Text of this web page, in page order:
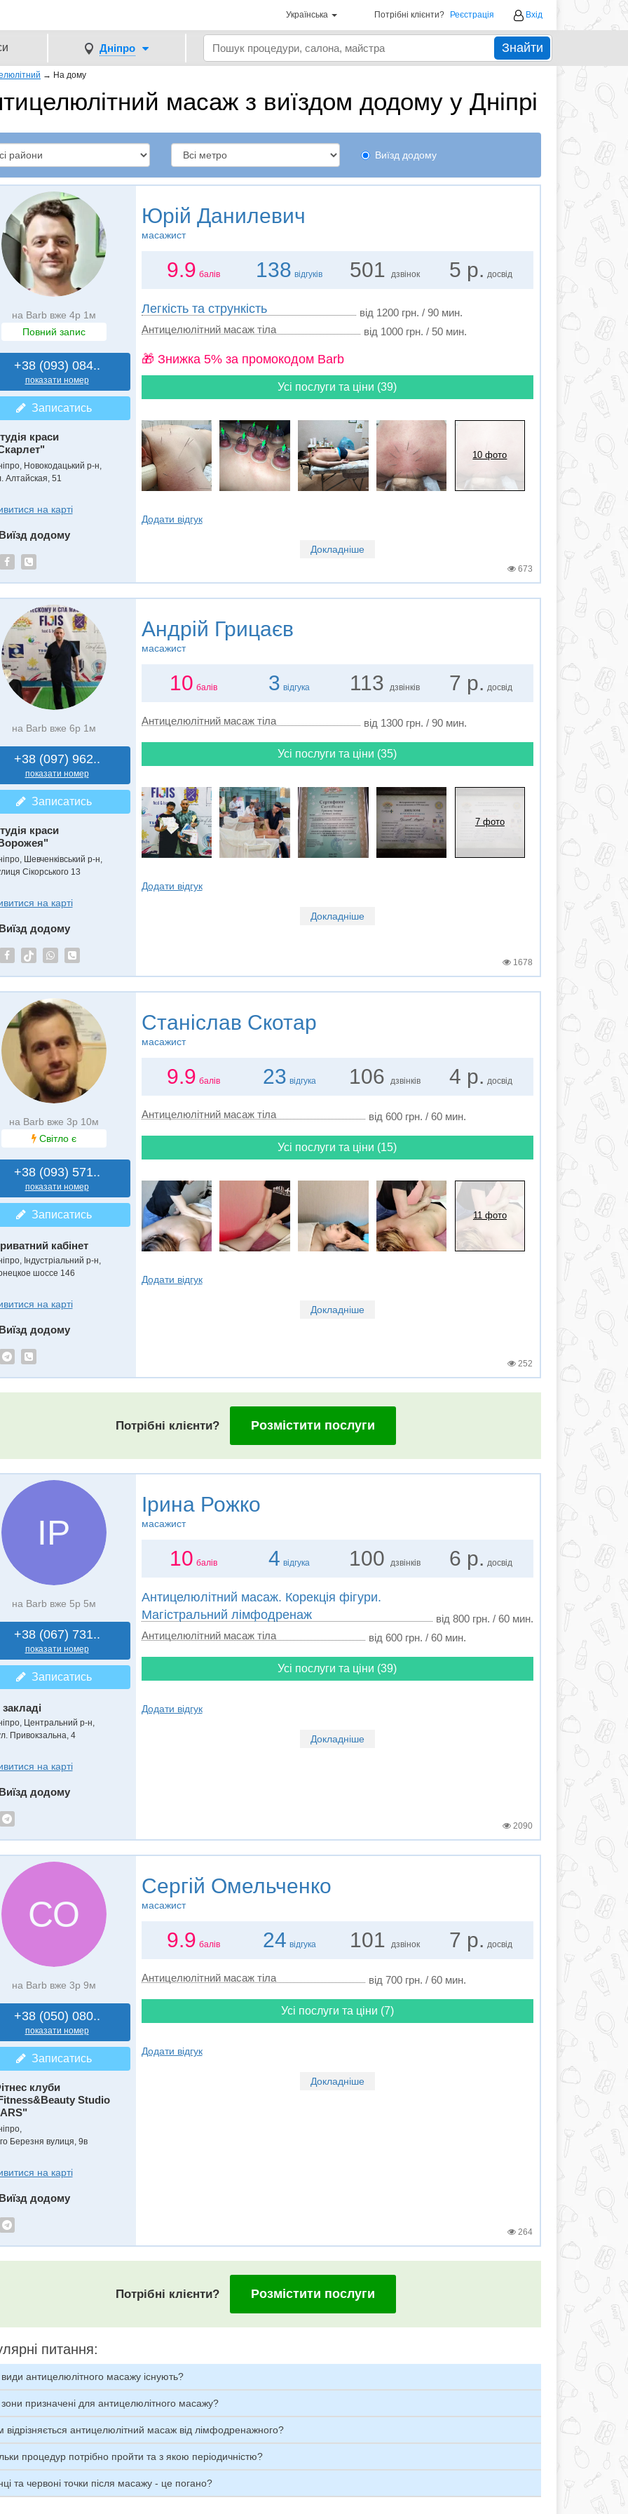
Українська Потрібні клієнти? Реєстрація Вхід
Дніпро Знайти
→ На дому
масаж з виїздом додому у Дніпрі
Виїзд додому
на Barb вже 4р 1м
Повний запис
+38 (093) 084..
показати номер
Записатись
краси
Новокодацький р-н,
Алтайская, 51
на карті
додому
Юрій Данилевич
масажист
9.9 балів 138 відгуків 501 дзвінок 5 р. досвід
Легкість та стрункість
від 1200 грн. / 90 мин.
Антицелюлітний масаж тіла
від 1000 грн. / 50 мин.
🎁 Знижка 5% за промокодом Barb
Усі послуги та ціни (39)
10 фото
Додати відгук
Докладніше
673
на Barb вже 6р 1м
+38 (097) 962..
показати номер
Записатись
краси
Шевченківський р-н,
Сікорського 13
на карті
додому
Андрій Грицаєв
масажист
10 балів 3 відгука 113 дзвінків 7 р. досвід
Антицелюлітний масаж тіла від 1300 грн. / 90 мин.
Усі послуги та ціни (35)
7 фото
Додати відгук
Докладніше
1678
на Barb вже 3р 10м
Світло є
+38 (093) 571..
показати номер
Записатись
кабінет
Індустріальний р-н,
шоссе 146
на карті
додому
Станіслав Скотар
масажист
9.9 балів 23 відгука 106 дзвінків 4 р. досвід
Антицелюлітний масаж тіла від 600 грн. / 60 мин.
Усі послуги та ціни (15)
11 фото
Додати відгук
Докладніше
252
Потрібні клієнти? Розмістити послуги
ІР
на Barb вже 5р 5м
+38 (067) 731..
показати номер
Записатись
Центральний р-н,
Привокзальна, 4
на карті
додому
Ірина Рожко
масажист
10 балів 4 відгука 100 дзвінків 6 р. досвід
Антицелюлітний масаж. Корекція фігури.
Магістральний лімфодренаж
від 800 грн. / 60 мин.
Антицелюлітний масаж тіла
від 600 грн. / 60 мин.
Усі послуги та ціни (39)
Додати відгук
Докладніше
2090
СО
на Barb вже 3р 9м
+38 (050) 080..
показати номер
Записатись
клуби
Studio
Березня вулиця, 9в
на карті
додому
Сергій Омельченко
масажист
9.9 балів 24 відгука 101 дзвінок 7 р. досвід
Антицелюлітний масаж тіла від 700 грн. / 60 мин.
Усі послуги та ціни (7)
Додати відгук
Докладніше
264
Потрібні клієнти? Розмістити послуги
питання:
види антицелюлітного масажу існують?
зони призначені для антицелюлітного масажу?
відрізняється антицелюлітний масаж від лімфодренажного?
процедур потрібно пройти та з якою періодичністю?
та червоні точки після масажу - це погано?